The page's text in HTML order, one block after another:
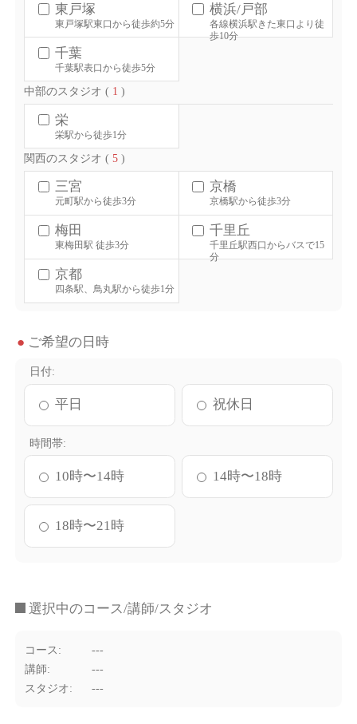
東戸塚
東戸塚駅東口から徒歩約5分
横浜/戸部
各線横浜駅きた東口より徒
歩10分
千葉
千葉駅表口から徒歩5分
中部のスタジオ ( 1 )
栄
栄駅から徒歩1分
関西のスタジオ ( 5)
三宮
元町駅から徒歩3分
京橋
京橋駅から徒歩3分
梅田
東梅田駅 徒歩3分
千里丘
千里丘駅西口からバスで15
分
京都
四条駅、鳥丸駅から徒歩1分
ご希望の日時
日付
平日 祝休日
時間帯
10時〜14時 14時〜18時
18時〜21時
選択中のコース/講師/スタジオ
コース
---
講師
---
スタジオ
---